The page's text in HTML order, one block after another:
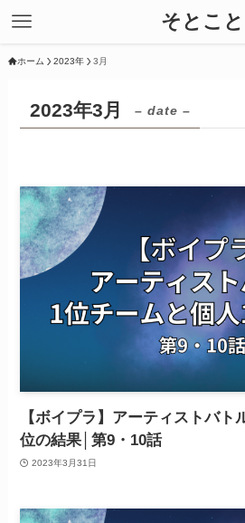
そとこと
ホーム 2023年 3月
2023年3月 – date –
【ボイプラ】アーティストバト
位の結果│第9・10話
2023年3月31日